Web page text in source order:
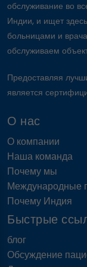
Химио
Глаукома
Лечение
Лечение
полового
Операция
цена в
Имплантат
индии
СПКЯ-
обслуживание во
Индии, и ищет
больницами и
обслуживаем
Предоставляя
является
О нас
О компании
Наша команда
Почему мы
Международные
Почему Индия
Быстрые
блог
Обсуждение